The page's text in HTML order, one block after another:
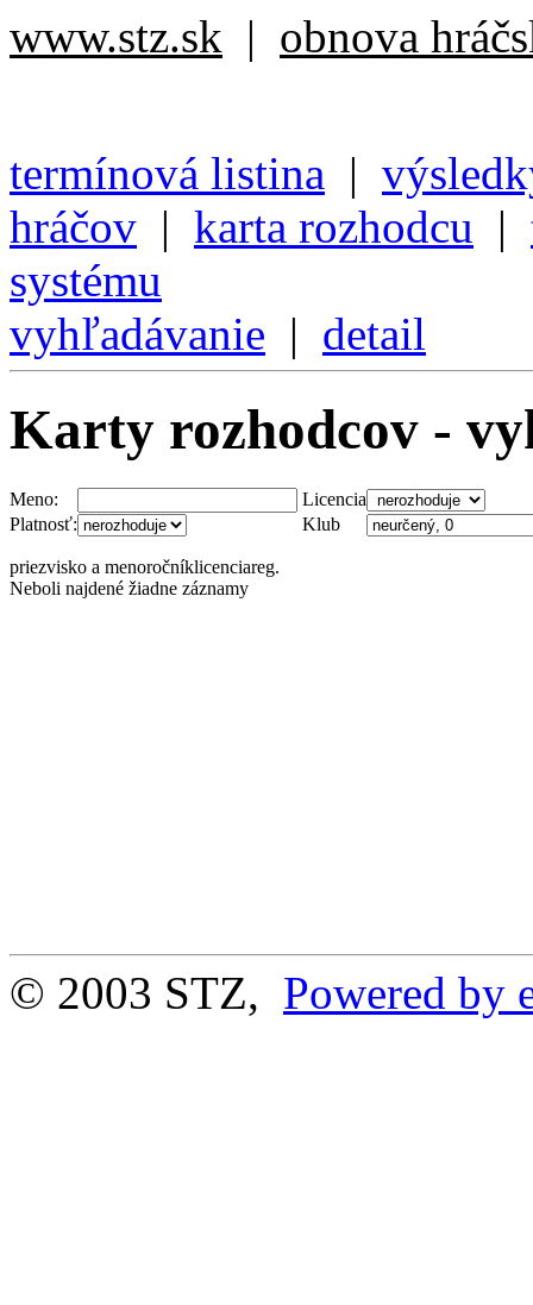
www.stz.sk | obnova
termínová listina |
hráčov | karta rozhodcu |
systému
vyhľadávanie | detail
Karty rozhodcov -
Meno:
Licencia
Platnosť:
Klub
priezvisko a menoročníklicenciareg.
Neboli najdené žiadne záznamy
© 2003 STZ, Powered by